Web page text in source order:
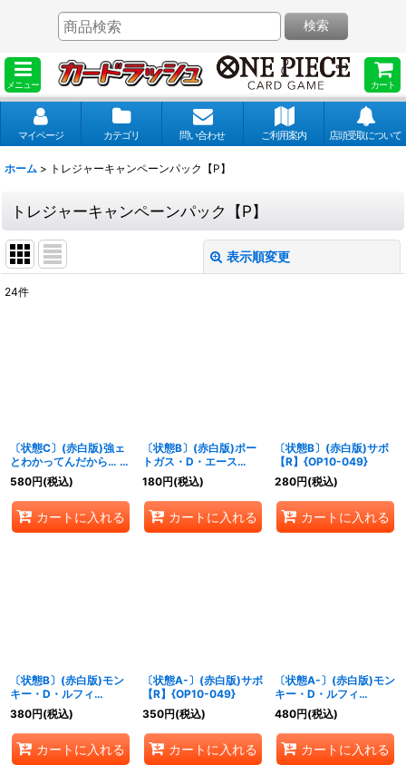
メニュー カート
検索
マイページ カテゴリ 問い合わせ ご利用案内 店頭受取について
ホーム > トレジャーキャンペーンパック【P】
トレジャーキャンペーンパック【P】
表示順変更
24件
〔状態C〕(赤白版)強ェ
とわかってんだから… 始
めから全開だ!!!【R】
{OP13-040}
580円(税込)
カートに入れる
〔状態B〕(赤白版)ポー
トガス・D・エース
【R】{OP07-053}
180円(税込)
カートに入れる
〔状態B〕(赤白版)サボ
【R】{OP10-049}
280円(税込)
カートに入れる
〔状態B〕(赤白版)モン
キー・D・ルフィ
【UC】{OP07-033}
380円(税込)
カートに入れる
〔状態A-〕(赤白版)サボ
【R】{OP10-049}
350円(税込)
カートに入れる
〔状態A-〕(赤白版)モン
キー・D・ルフィ
【UC】{OP07-033}
480円(税込)
カートに入れる